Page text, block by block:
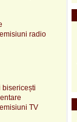
radio
bisericești
TV